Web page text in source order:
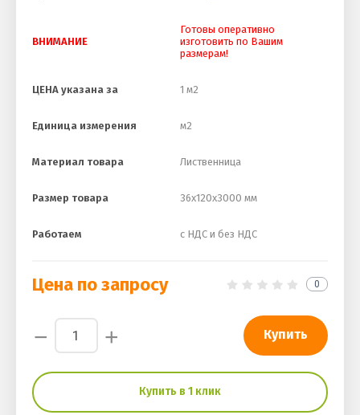
ВНИМАНИЕ
Готовы оперативно
изготовить по Вашим
размерам!
ЦЕНА указана за 1 м2
Единица измерения м2
Материал товара Лиственница
Размер товара 36х120х3000 мм
Работаем с НДС и без НДС
Цена по запросу 0
− + Купить
Купить в 1 клик